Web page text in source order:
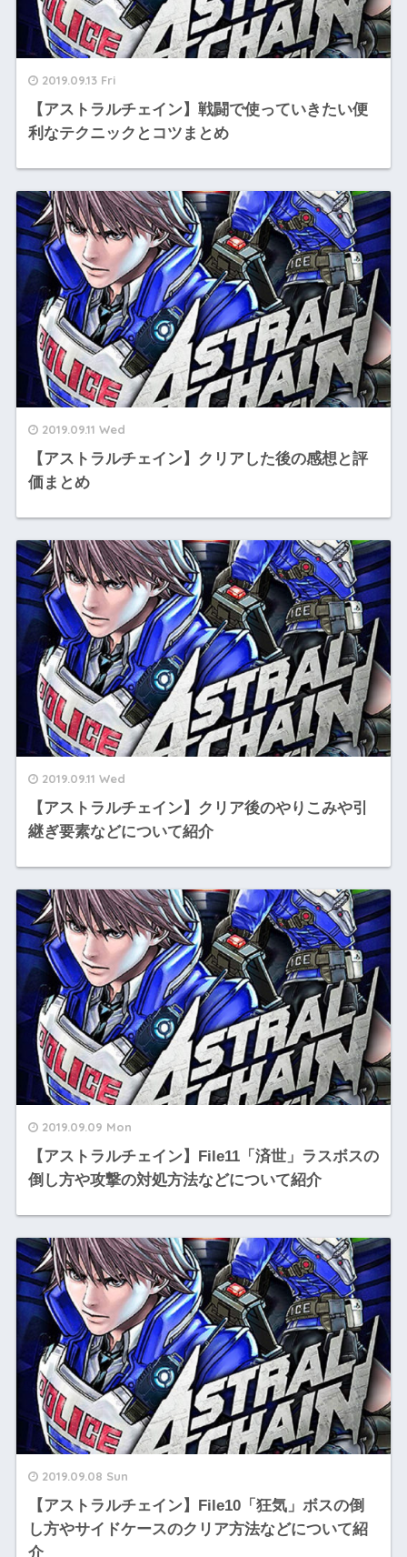
2019.09.13 Fri
【アストラルチェイン】戦闘で使っていきたい便
利なテクニックとコツまとめ
2019.09.11 Wed
【アストラルチェイン】クリアした後の感想と評
価まとめ
2019.09.11 Wed
【アストラルチェイン】クリア後のやりこみや引
継ぎ要素などについて紹介
2019.09.09 Mon
【アストラルチェイン】File11「済世」ラスボスの
倒し方や攻撃の対処方法などについて紹介
2019.09.08 Sun
【アストラルチェイン】File10「狂気」ボスの倒
し方やサイドケースのクリア方法などについて紹
介